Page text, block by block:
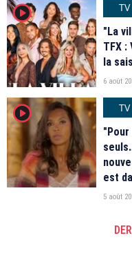
player2
TV
"La
TFX :
la
6 août
player2
TV
est
5 août